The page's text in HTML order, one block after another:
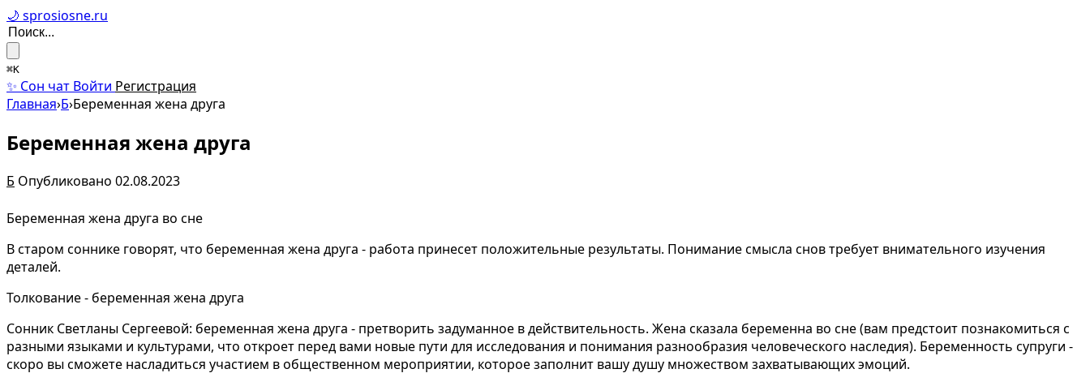
🌙 sprosiosne.ru
⌘K
✨ Сон чат Войти Регистрация
Главная›Б›Беременная жена друга
Беременная жена друга
Б Опубликовано 02.08.2023
Беременная жена друга во сне
В старом соннике говорят, что беременная жена друга - работа принесет положительные результаты. Понимание смысла снов требует внимательного изучения
деталей.
Толкование - беременная жена друга
Сонник Светланы Сергеевой: беременная жена друга - претворить задуманное в действительность. Жена сказала беременна во сне (вам предстоит познакомиться с
разными языками и культурами, что откроет перед вами новые пути для исследования и понимания разнообразия человеческого наследия). Беременность супруги -
скоро вы сможете насладиться участием в общественном мероприятии, которое заполнит вашу душу множеством захватывающих эмоций.